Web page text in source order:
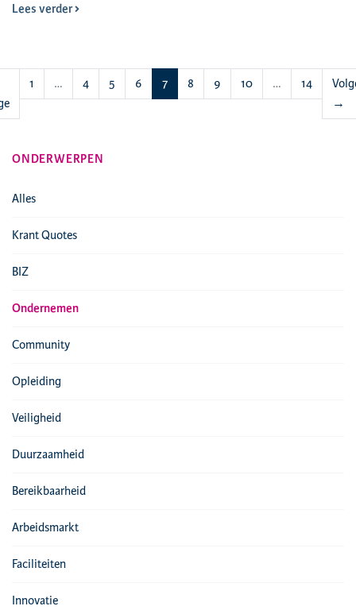
Lees verder
1 … 4 5 6 7(huidige)
8 9 10 … 14
→
ONDERWERPEN
Alles
Krant Quotes
BIZ
Ondernemen
Community
Opleiding
Veiligheid
Duurzaamheid
Bereikbaarheid
Arbeidsmarkt
Faciliteiten
Innovatie